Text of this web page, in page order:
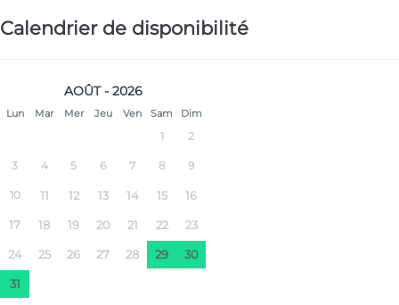
Calendrier de disponibilité
AOÛT - 2026
Lun Mar Mer Jeu Ven Sam Dim
1 2
3 4 5 6 7 8 9
10 11 12 13 14 15 16
17 18 19 20 21 22 23
24 25 26 27 28 29 30
31